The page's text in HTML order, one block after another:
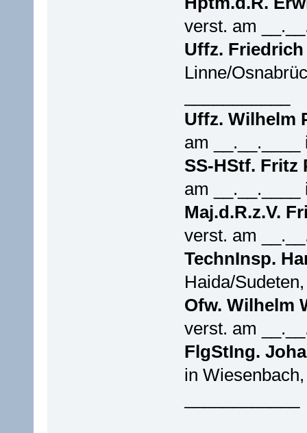
verst. am
Uffz.
Linne/
Uffz. Wilhelm
am __.__.____
SS-HStf. Fritz
am __.__.____
Maj.d.R.z.V.
verst. am
TechnInsp.
Haida/
Ofw. Wilhelm
verst. am
FlgStIng.
in